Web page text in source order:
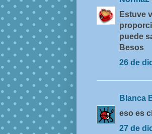
Estuve
puede
Besos
26 de
Blanca
eso es
27 de